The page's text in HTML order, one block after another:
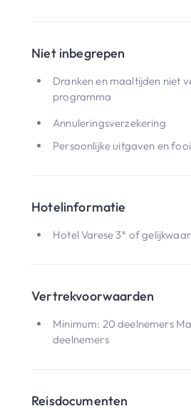
Niet inbegrepen
Dranken en maaltijden niet
programma
Annuleringsverzekering
Persoonlijke uitgaven en
Hotelinformatie
Hotel Varese 3* of
Vertrekvoorwaarden
Minimum: 20 deelnemers
deelnemers
Reisdocumenten